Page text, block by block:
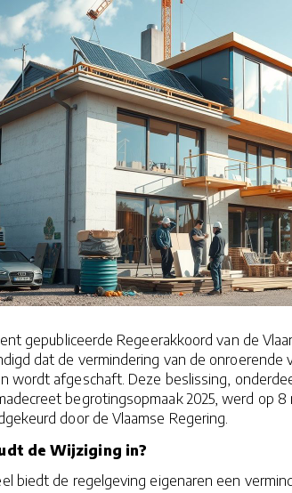
gepubliceerde Regeerakkoord van de
dat de vermindering van de
wordt afgeschaft. Deze beslissing,
begrotingsopmaak 2025, werd op
door de Vlaamse Regering.
de Wijziging in?
biedt de regelgeving eigenaren een